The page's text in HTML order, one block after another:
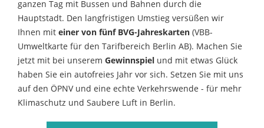
ganzen Tag mit Bussen und Bahnen durch die
Hauptstadt. Den langfristigen Umstieg versüßen wir
Ihnen mit einer von fünf BVG-Jahreskarten (VBB-
Umweltkarte für den Tarifbereich Berlin AB). Machen Sie
jetzt mit bei unserem Gewinnspiel und mit etwas Glück
haben Sie ein autofreies Jahr vor sich. Setzen Sie mit uns
auf den ÖPNV und eine echte Verkehrswende - für mehr
Klimaschutz und Saubere Luft in Berlin.